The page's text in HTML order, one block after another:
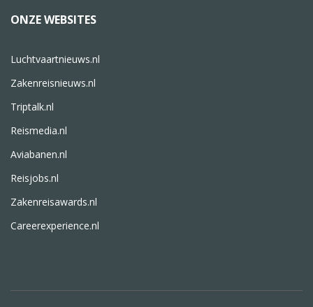
ONZE WEBSITES
Luchtvaartnieuws.nl
Zakenreisnieuws.nl
Triptalk.nl
Reismedia.nl
Aviabanen.nl
Reisjobs.nl
Zakenreisawards.nl
Careerexperience.nl